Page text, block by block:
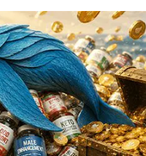
certification-...
сможет
прямо в Google